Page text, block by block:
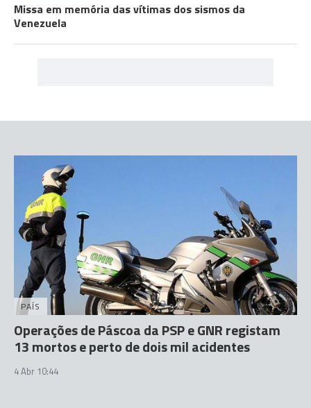
Missa em memória das vítimas dos sismos da
Venezuela
PAÍS
Operações de Páscoa da PSP e GNR registam
13 mortos e perto de dois mil acidentes
4 Abr 10:44